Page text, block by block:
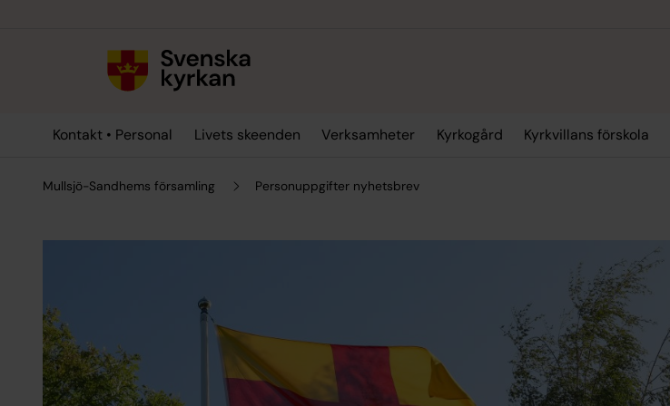
Kontakt • Personal Livets skeenden Verksamheter Kyrkogård Kyrkvillans förskola
Mullsjö-Sandhems församling Personuppgifter nyhetsbrev